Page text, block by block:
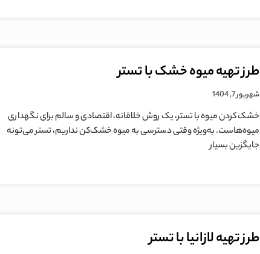
طرز تهیه میوه خشک با تستر
شهریور 7, 1404
خشک کردن میوه با تستر، یک روش خلاقانه، اقتصادی و سالم برای نگهداری
میوه‌هاست. به‌ویژه وقتی دسترسی به میوه خشک‌کن نداریم، تستر می‌تونه
جایگزین بسیار
طرز تهیه لازانیا با تستر